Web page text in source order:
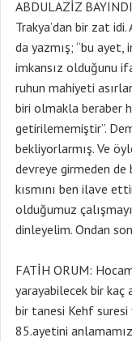
ABDULAZİZ
Trakya’dan bir zat
da yazmış; “bu ayet,
imkansız olduğunu
ruhun mahiyeti
biri olmakla beraber
getirilememiştir”.
bekliyorlarmış. Ve
devreye girmeden
kısmını ben ilave
olduğumuz
dinleyelim. Ondan
FATİH ORUM:
yarayabilecek bir
bir tanesi Kehf suresi
85.ayetini